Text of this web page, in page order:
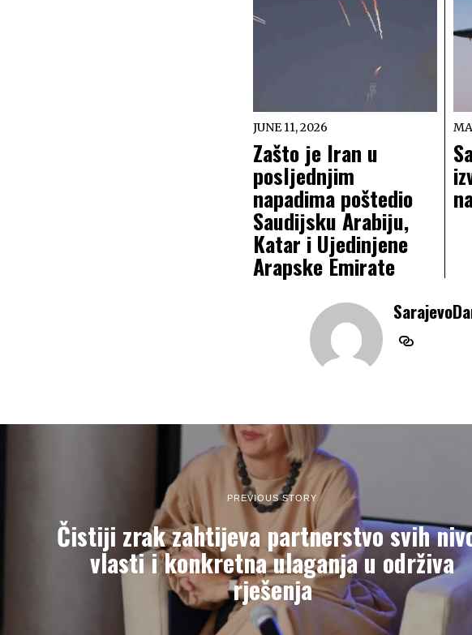
JUNE 11, 2026
Zašto je Iran u
posljednjim
napadima poštedio
Saudijsku Arabiju,
Katar i Ujedinjene
Arapske Emirate
PREVIOUS STORY
Čistiji zrak zahtijeva partnerstvo svih
vlasti i konkretna ulaganja u održiva
rješenja